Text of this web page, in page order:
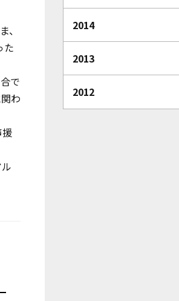
、
た
で
わ
2014
2013
2012